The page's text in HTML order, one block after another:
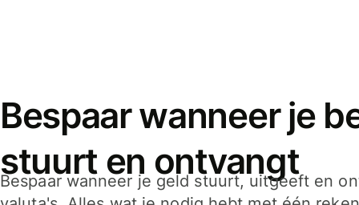
Bespaar wanneer je
stuurt en ontvangt
Bespaar wanneer je geld stuurt, uitgeeft en